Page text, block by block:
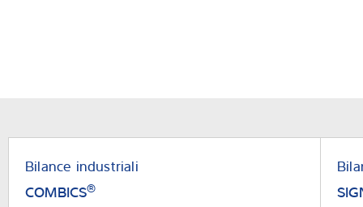
Bilance industriali
COMBICS®